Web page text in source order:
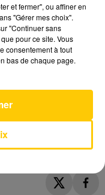
NORD
et fermer", ou affiner en
"Gérer mes choix".
"Continuer sans
pour ce site. Vous
consentement à tout
bas de chaque page.